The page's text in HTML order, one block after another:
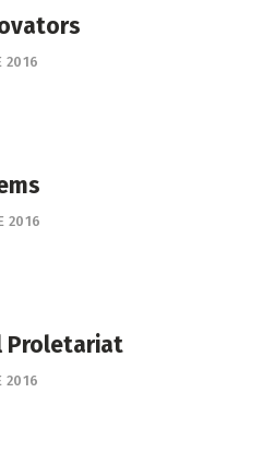
2016
2016
Proletariat
2016